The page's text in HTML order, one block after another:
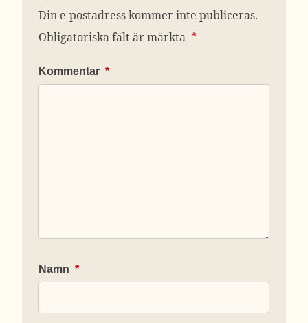
Din e-postadress kommer inte publiceras.
Obligatoriska fält är märkta *
Kommentar *
Namn *